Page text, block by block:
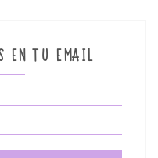
EN TU EMAIL